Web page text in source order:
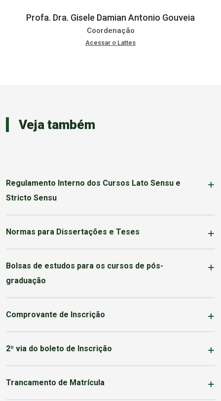
Profa. Dra. Gisele Damian Antonio Gouveia
Coordenação
Acessar o Lattes
Veja também
Regulamento Interno dos Cursos Lato Sensu e
Stricto Sensu
Normas para Dissertações e Teses
Bolsas de estudos para os cursos de pós-
graduação
Comprovante de Inscrição
2º via do boleto de Inscrição
Trancamento de Matrícula